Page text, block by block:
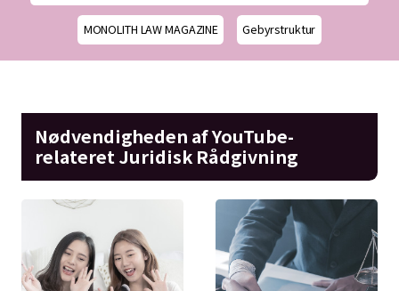
MONOLITH LAW MAGAZINE Gebyrstruktur
Nødvendigheden af YouTube-
relateret Juridisk Rådgivning